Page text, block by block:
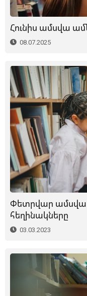
Հունիս ամսվա
08.07.2025
Փետրվար
հեղինակները
03.03.2023